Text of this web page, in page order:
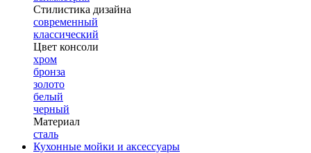
Стилистика дизайна
современный
классический
Цвет консоли
хром
бронза
золото
белый
черный
Материал
сталь
Кухонные мойки и аксессуары